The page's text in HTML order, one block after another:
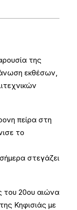
της
εκθέσων,
πείρα στη
το
στεγάζει
του 20ου αιώνα
Κηφισιάς με